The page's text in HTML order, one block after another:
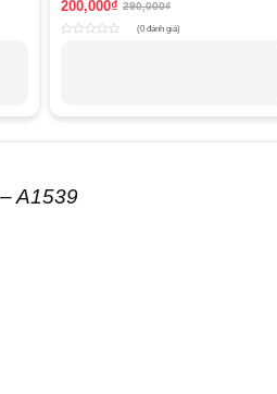
200,000₫ 290,000₫
(0 đánh giá)
A1539